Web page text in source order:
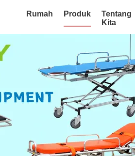
Rumah Produk
Tentang
Kita